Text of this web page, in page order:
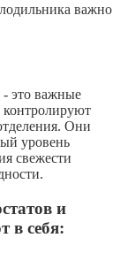
важно
- это важные
Они
уровень
свежести
и
в себя: